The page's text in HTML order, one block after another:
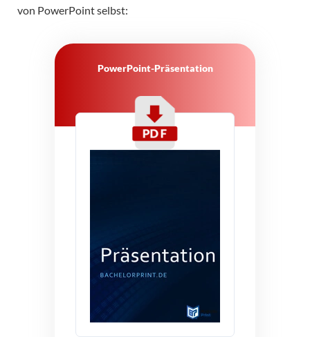
von PowerPoint selbst:
PowerPoint-Präsentation